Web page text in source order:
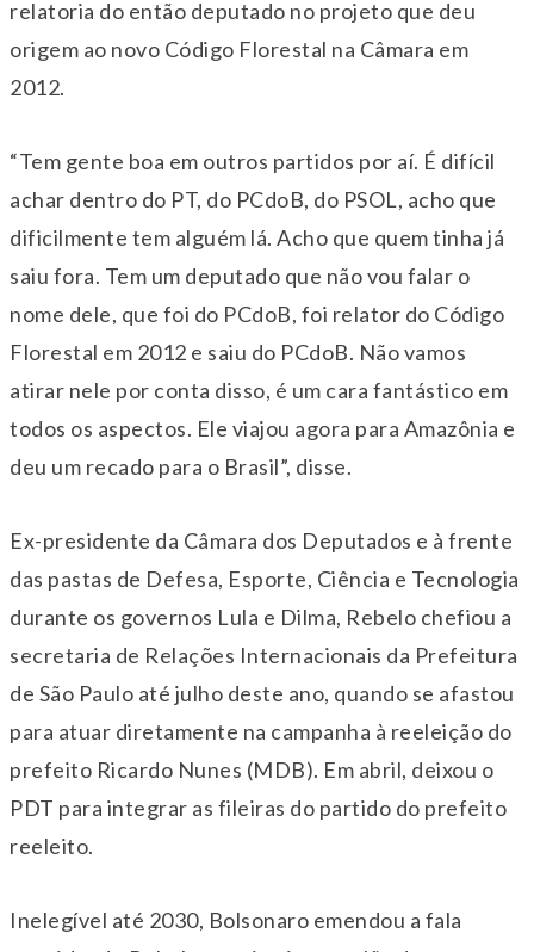
relatoria do então deputado no projeto que deu
origem ao novo Código Florestal na Câmara em
2012.
“Tem gente boa em outros partidos por aí. É difícil
achar dentro do PT, do PCdoB, do PSOL, acho que
dificilmente tem alguém lá. Acho que quem tinha já
saiu fora. Tem um deputado que não vou falar o
nome dele, que foi do PCdoB, foi relator do Código
Florestal em 2012 e saiu do PCdoB. Não vamos
atirar nele por conta disso, é um cara fantástico em
todos os aspectos. Ele viajou agora para Amazônia e
deu um recado para o Brasil”, disse.
Ex-presidente da Câmara dos Deputados e à frente
das pastas de Defesa, Esporte, Ciência e Tecnologia
durante os governos Lula e Dilma, Rebelo chefiou a
secretaria de Relações Internacionais da Prefeitura
de São Paulo até julho deste ano, quando se afastou
para atuar diretamente na campanha à reeleição do
prefeito Ricardo Nunes (MDB). Em abril, deixou o
PDT para integrar as fileiras do partido do prefeito
reeleito.
Inelegível até 2030, Bolsonaro emendou a fala